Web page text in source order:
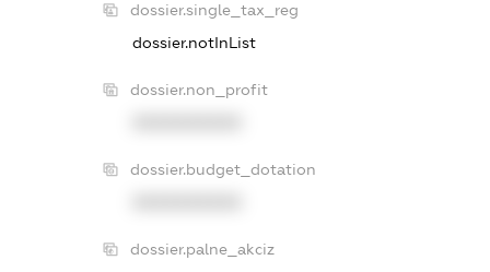
dossier.single_tax_reg
dossier.notInList
dossier.non_profit
dossier.budget_dotation
dossier.palne_akciz